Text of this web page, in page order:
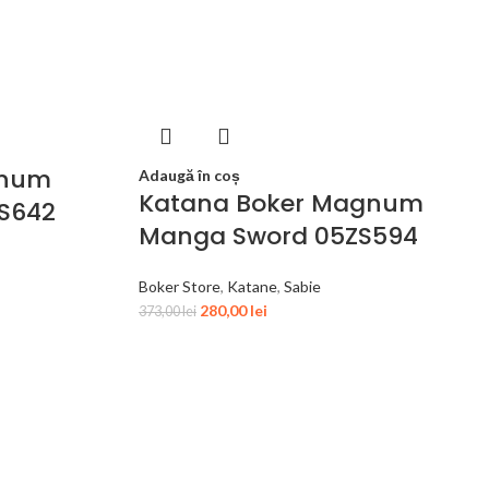
Adaugă în coș
Katana Boker Magnum
Manga Sword 05ZS594
Boker Store, Katane, Sabie
373,00lei 280,00lei